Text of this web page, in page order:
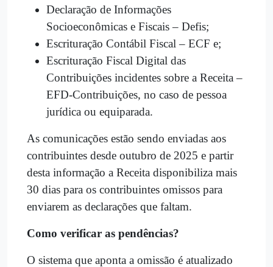
Declaração de Informações
Socioeconômicas e Fiscais – Defis;
Escrituração Contábil Fiscal – ECF e;
Escrituração Fiscal Digital das
Contribuições incidentes sobre a Receita –
EFD-Contribuições, no caso de pessoa
jurídica ou equiparada.
As comunicações estão sendo enviadas aos
contribuintes desde outubro de 2025 e partir
desta informação a Receita disponibiliza mais
30 dias para os contribuintes omissos para
enviarem as declarações que faltam.
Como verificar as pendências?
O sistema que aponta a omissão é atualizado